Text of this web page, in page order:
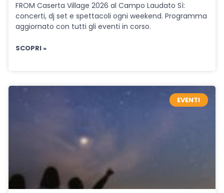
FROM Caserta Village 2026 al Campo Laudato Sì:
concerti, dj set e spettacoli ogni weekend. Programma
aggiornato con tutti gli eventi in corso.
SCOPRI »
EVENTI